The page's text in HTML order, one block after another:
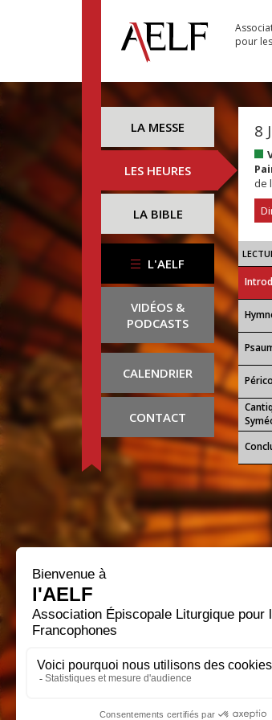
pour
LA MESSE
LES HEURES
LA BIBLE
L'AELF
VIDÉOS &
PODCASTS
CALENDRIER
CONTACT
8
de